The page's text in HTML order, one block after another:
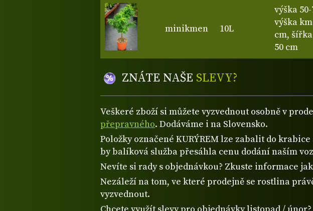
minikmen 10L
výška
výška
cm,
50 cm
ZNÁTE NAŠE SLEVY?
Veškeré zboží si můžete vyzvednout osobně v
přepravného. Dodáváme i na Slovensko.
Položky označené KURÝREM lze zabalit do
by balíková služba přesáhla cenu dodání naším
Nevíte si rady s objednávkou? Zkuste informace jak
Nezáleží na tom, ve které prodejně se rostlina
vyzvednout.